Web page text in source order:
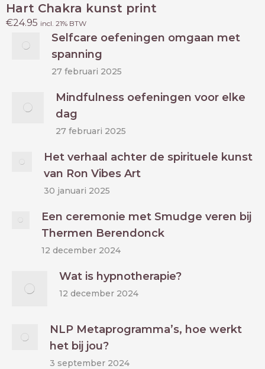
Hart Chakra kunst print
€24.95 incl. 21% BTW
Selfcare oefeningen omgaan met
spanning
27 februari 2025
Mindfulness oefeningen voor elke
dag
27 februari 2025
Het verhaal achter de spirituele kunst
van Ron Vibes Art
30 januari 2025
Een ceremonie met Smudge veren bij
Thermen Berendonck
12 december 2024
Wat is hypnotherapie?
12 december 2024
NLP Metaprogramma’s, hoe werkt
het bij jou?
3 september 2024